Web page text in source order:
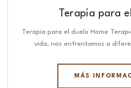
Terapia para
Terapia para el duelo Home
vida, nos enfrentamos a
MÁS